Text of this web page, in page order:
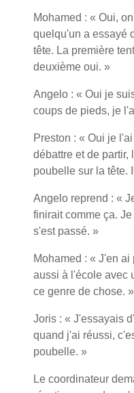
Mohamed : « Oui,
quelqu'un a essayé
tête. La première
deuxième oui. »
Angelo : « Oui je
coups de pieds, je
Preston : « Oui je
débattre et de
poubelle sur la tête.
Angelo reprend : «
finirait comme ça.
s'est passé. »
Mohamed : « J'en
aussi à l'école avec
ce genre de chose. »
Joris : « J'essayais
quand j'ai réussi,
poubelle. »
Le coordinateur